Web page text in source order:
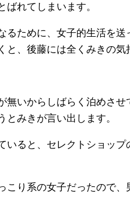
ばれてしまいます。
るために、女子的生活を送
と、後藤には全くみきの気
無いからしばらく泊めさ
とみきが言い出します。
いると、セレクトショッ
こり系の女子だったので、